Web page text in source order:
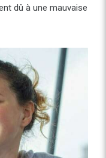
dû à une mauvaise